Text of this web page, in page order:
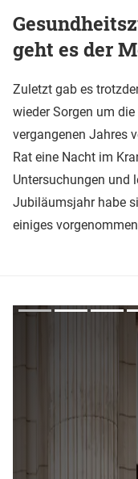
geht es der
Zuletzt gab es
wieder Sorgen um
vergangenen Jahres
Rat eine Nacht im
Untersuchungen und
Jubiläumsjahr habe
einiges